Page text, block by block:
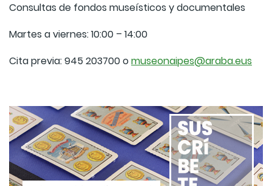
Consultas de fondos museísticos y documentales
Martes a viernes: 10:00 – 14:00
Cita previa: 945 203700 omuseonaipes@araba.eus